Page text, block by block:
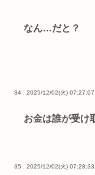
なん…だと？
34 : 2025/12/02(火)
お金は誰が受け
35 : 2025/12/02(火)